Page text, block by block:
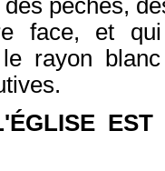
face, et
le rayon